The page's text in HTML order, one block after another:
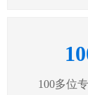
100多位